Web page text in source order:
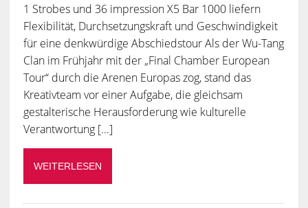
1 Strobes und 36 impression X5 Bar 1000 liefern
Flexibilität, Durchsetzungskraft und Geschwindigkeit
für eine denkwürdige Abschiedstour Als der Wu-Tang
Clan im Frühjahr mit der „Final Chamber European
Tour“ durch die Arenen Europas zog, stand das
Kreativteam vor einer Aufgabe, die gleichsam
gestalterische Herausforderung wie kulturelle
Verantwortung [...]
WEITERLESEN